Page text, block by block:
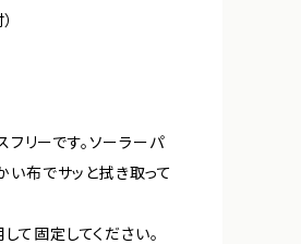
リーです。ソーラーパ
布でサッと拭き取って
て固定してください。